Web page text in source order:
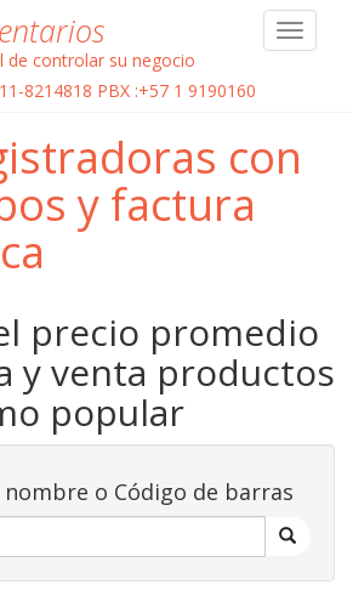
Toggle
de controlar su negocio
8214818 PBX :+57 1 9190160
con
y factura
precio promedio
y venta productos
popular
o Código de barras